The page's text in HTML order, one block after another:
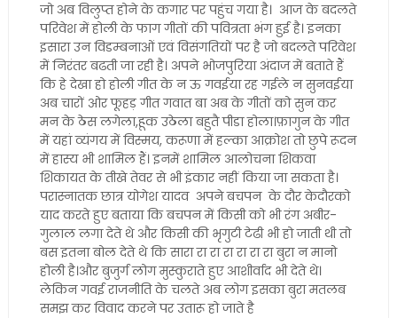
जो अब विलुप्त होने के कगार पर पहुंच गया है। आज के बदलते
परिवेश में होली के फाग गीतों की पवित्रता भंग हुई है। इनका
इसारा उन विडम्बनाओं एवं विसंगतियों पर है जो बदलते परिवेश
में निरंतर बढती जा रही है। अपने भोजपुरिया अंदाज में बताते हैं
कि हे देखा हो होली गीत के न ऊ गवईया रह गईले न सुनवईया
अब चारों ओर फूहड़ गीत गवात बा अब के गीतों को सुन कर
मन के ठेस लगेला,हूक उठेला बहुतै पीडा होला।फ़ागुन के गीत
में यहां व्यंगय में विस्मय, करूणा में हल्का आक्रोश तो छुपे रूदन
में हास्य भी शामिल हैं। इनमें शामिल आलोचना शिकवा
शिकायत के तीखे तेवर से भी इंकार नहीं किया जा सकता है।
परास्नातक छात्र योगेश यादव अपने बचपन के दौर केदौरको
याद करते हुए बताया कि बचपन में किसी को भी रंग अबीर-
गुलाल लगा देते थे और किसी की भृगुटी टेढी भी हो जाती थी तो
बस इतना बोल देते थे कि सारा रा रा रा रा रा रा बुरा न मानो
होली है।और बुजुर्ग लोग मुस्कुराते हुए आशीर्वाद भी देते थे।
लेकिन गवई राजनीति के चलते अब लोग इसका बुरा मतलब
समझ कर विवाद करने पर उतारू हो जाते है